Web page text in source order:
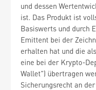
und dessen
ist. Das Produkt ist
Basiswerts und durch
Emittent bei der
erhalten hat und die
eine bei der Krypto-
Wallet") übertragen
Sicherungsrecht an